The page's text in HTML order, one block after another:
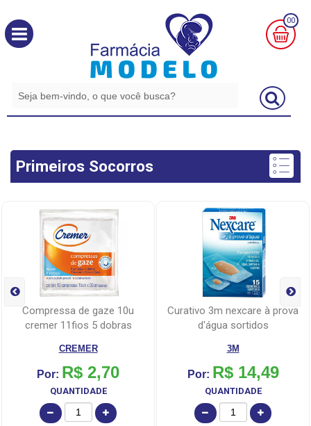
00
0,00
Primeiros Socorros
compressa de gaze 10u
cremer 11fios 5 dobras
CREMER
Por: R$ 2,70
QUANTIDADE
curativo 3m nexcare à prova
d'água sortidos
3M
Por: R$ 14,49
QUANTIDADE